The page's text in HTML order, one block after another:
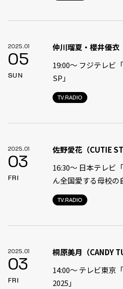
2025.01
05
SUN
TV.RADIO
仲川瑠夏・櫻井優衣
19:00〜 フジテレビ
SP」
2025.01
03
FRI
TV.RADIO
佐野愛花（CUTIE
16:30〜 日本テレビ
ん全国愛する母校の
2025.01
03
FRI
桐原美月（CANDY
14:00〜 テレビ東京
2025」